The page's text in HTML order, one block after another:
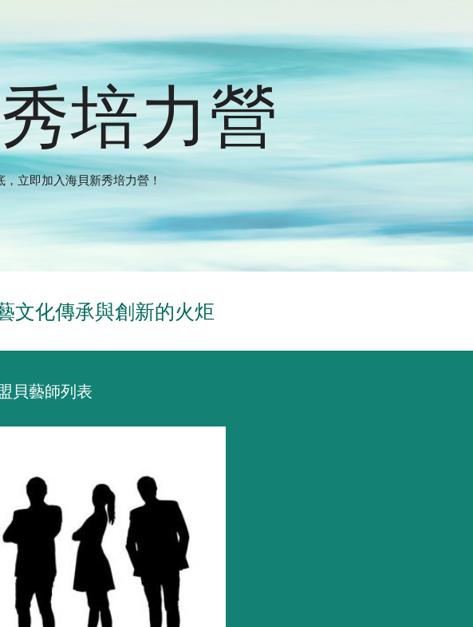
培力營
立即加入海貝新秀培力營！
文化傳承與創新的火炬
貝藝師列表